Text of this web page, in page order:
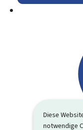
Diese
notwendige